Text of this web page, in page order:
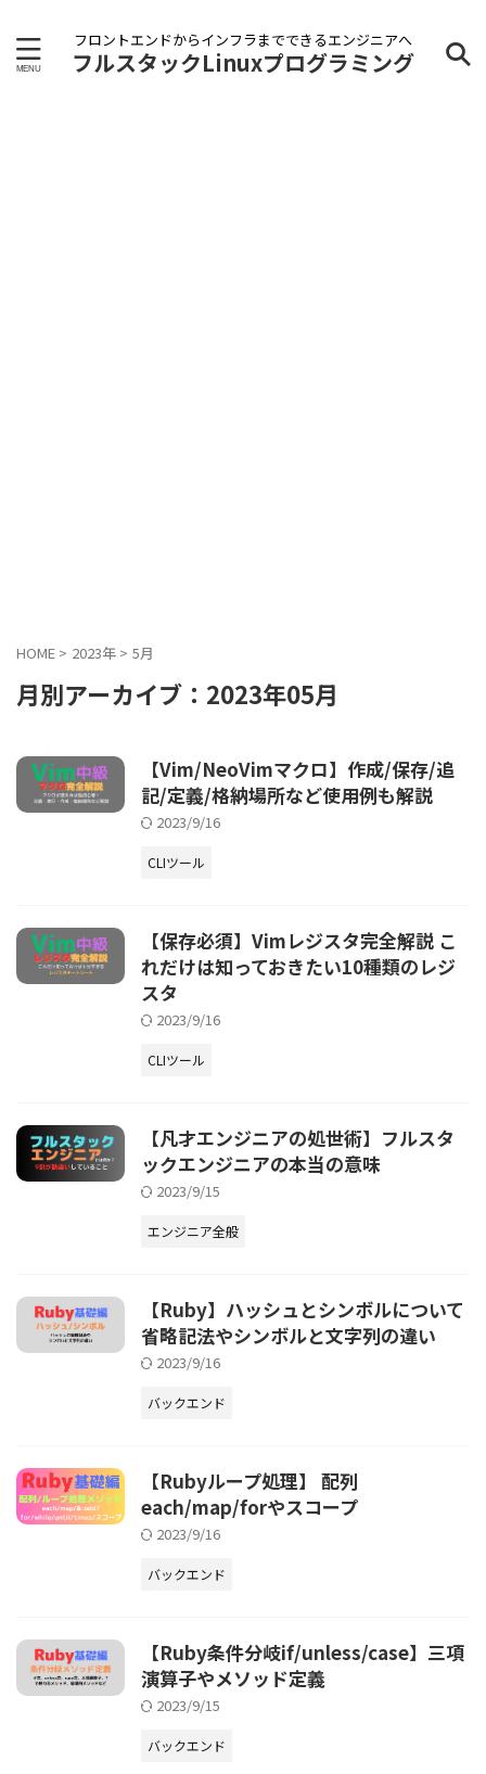
フロントエンドからインフラまでできるエンジニアへ
フルスタックLinuxプログラミング
HOME > 2023年 > 5月
月別アーカイブ：2023年05月
【Vim/NeoVimマクロ】作成/保存/追
記/定義/格納場所など使用例も解説
2023/9/16
CLIツール
【保存必須】Vimレジスタ完全解説 こ
れだけは知っておきたい10種類のレジ
スタ
2023/9/16
CLIツール
【凡才エンジニアの処世術】フルスタ
ックエンジニアの本当の意味
2023/9/15
エンジニア全般
【Ruby】ハッシュとシンボルについて
省略記法やシンボルと文字列の違い
2023/9/16
バックエンド
【Rubyループ処理】 配列
each/map/forやスコープ
2023/9/16
バックエンド
【Ruby条件分岐if/unless/case】三項
演算子やメソッド定義
2023/9/15
バックエンド